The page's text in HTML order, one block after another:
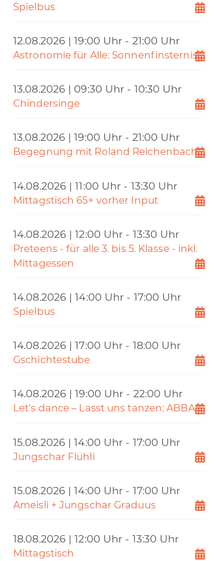
Spielbus
12.08.2026 | 19:00 Uhr - 21:00 Uhr
Astronomie für Alle: Sonnenfinsternis
13.08.2026 | 09:30 Uhr - 10:30 Uhr
Chindersinge
13.08.2026 | 19:00 Uhr - 21:00 Uhr
Begegnung mit Roland Reichenbach
14.08.2026 | 11:00 Uhr - 13:30 Uhr
Mittagstisch 65+ vorher Input
14.08.2026 | 12:00 Uhr - 13:30 Uhr
Preteens - für alle 3. bis 5. Klasse - inkl.
Mittagessen
14.08.2026 | 14:00 Uhr - 17:00 Uhr
Spielbus
14.08.2026 | 17:00 Uhr - 18:00 Uhr
Gschichtestube
14.08.2026 | 19:00 Uhr - 22:00 Uhr
Let's dance – Lasst uns tanzen: ABBA
15.08.2026 | 14:00 Uhr - 17:00 Uhr
Jungschar Flühli
15.08.2026 | 14:00 Uhr - 17:00 Uhr
Ameisli + Jungschar Graduus
18.08.2026 | 12:00 Uhr - 13:30 Uhr
Mittagstisch